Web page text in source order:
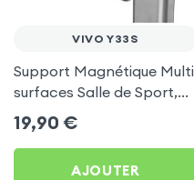
VIVO Y33S
Support Magnétique Multi
surfaces Salle de Sport,
frigo pour Vivo Y33s
19,90 €
AJOUTER